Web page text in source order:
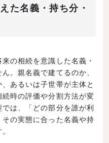
た名義・持ち分・
の相続を意識した名義・
。親名義で建てるのか、
あるいは子世帯が主体と
時の評価や分割方法が変
は、「どの部分を誰が利
の実態に合った名義や持